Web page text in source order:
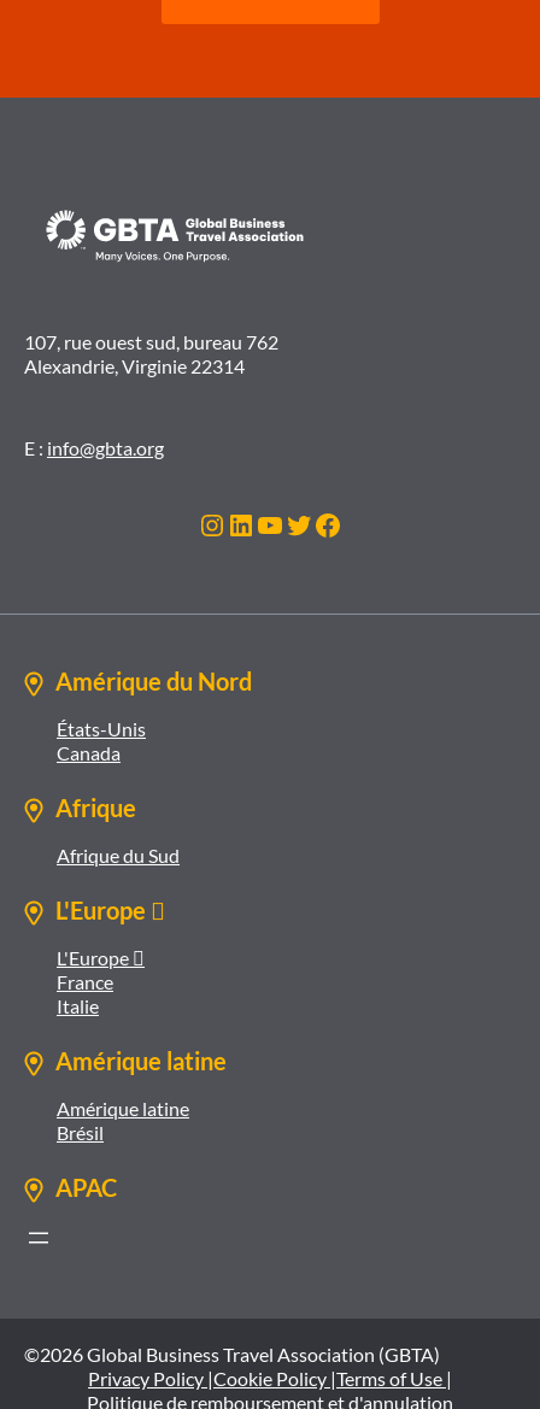
107, rue ouest sud, bureau 762
Alexandrie, Virginie 22314
E : info@gbta.org
Instagram
LinkedIn
YouTube
Twitter
Facebook
Amérique du Nord
États-Unis
Canada
Afrique
Afrique du Sud
L'Europe 
L'Europe 
France
Italie
Amérique latine
Amérique latine
Brésil
APAC
©2026 Global Business Travel Association (GBTA)
Privacy Policy |Cookie Policy |Terms of Use |
Politique de remboursement et d'annulation